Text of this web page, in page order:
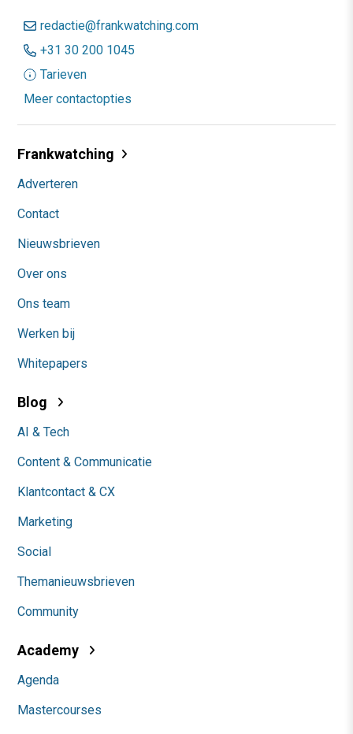
redactie@frankwatching.com
+31 30 200 1045
Tarieven
Meer contactopties
Frankwatching
Adverteren
Contact
Nieuwsbrieven
Over ons
Ons team
Werken bij
Whitepapers
Blog
AI & Tech
Content & Communicatie
Klantcontact & CX
Marketing
Social
Themanieuwsbrieven
Community
Academy
Agenda
Mastercourses